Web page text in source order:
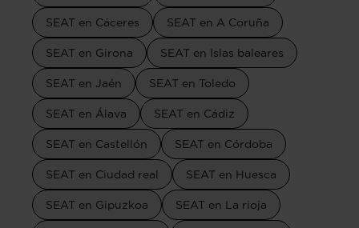
SEAT en Cáceres SEAT en A Coruña
SEAT en Girona SEAT en Islas baleares
SEAT en Jaén SEAT en Toledo
SEAT en Álava SEAT en Cádiz
SEAT en Castellón SEAT en Córdoba
SEAT en Ciudad real SEAT en Huesca
SEAT en Gipuzkoa SEAT en La rioja